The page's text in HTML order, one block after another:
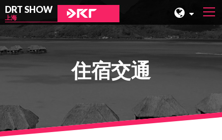
DRT SHOW
上海
马来西亚
台湾
北京
住宿交通